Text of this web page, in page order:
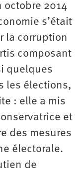
octobre 2014
s’était
la corruption
composant
quelques
les élections,
: elle a mis
et
des mesures
électorale.
de